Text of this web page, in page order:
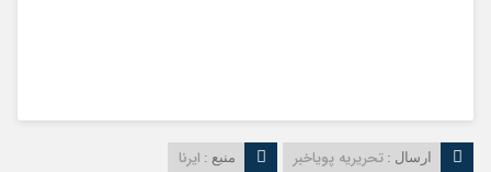
ارسال : تحریریه پویاخبر منبع : ایرنا